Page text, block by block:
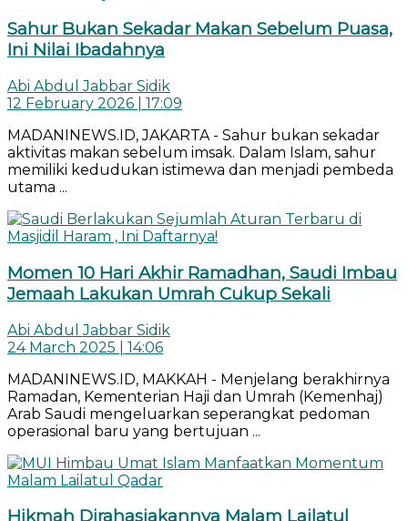
Sahur Bukan Sekadar Makan Sebelum Puasa,
Ini Nilai Ibadahnya
Abi Abdul Jabbar Sidik
12 February 2026 | 17:09
MADANINEWS.ID, JAKARTA - Sahur bukan sekadar
aktivitas makan sebelum imsak. Dalam Islam, sahur
memiliki kedudukan istimewa dan menjadi pembeda
utama ...
Momen 10 Hari Akhir Ramadhan, Saudi Imbau
Jemaah Lakukan Umrah Cukup Sekali
Abi Abdul Jabbar Sidik
24 March 2025 | 14:06
MADANINEWS.ID, MAKKAH - Menjelang berakhirnya
Ramadan, Kementerian Haji dan Umrah (Kemenhaj)
Arab Saudi mengeluarkan seperangkat pedoman
operasional baru yang bertujuan ...
Hikmah Dirahasiakannya Malam Lailatul